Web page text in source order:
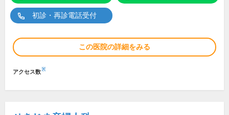
初診・再診電話受付
この医院の詳細をみる
アクセス数※